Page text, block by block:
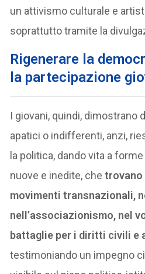
un attivismo culturale e
soprattutto tramite la
Rigenerare la
la partecipazione
I giovani, quindi, dimostrano
apatici o indifferenti, anzi,
la politica, dando vita a
nuove e inedite, chetrovano
movimenti transnazionali,
nell’associazionismo, nel
battaglie per i diritti civili e
testimoniando un impegno